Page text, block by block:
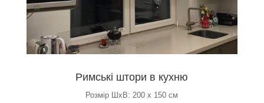
Римські штори в кухню
Розмір ШхВ: 200 х 150 см